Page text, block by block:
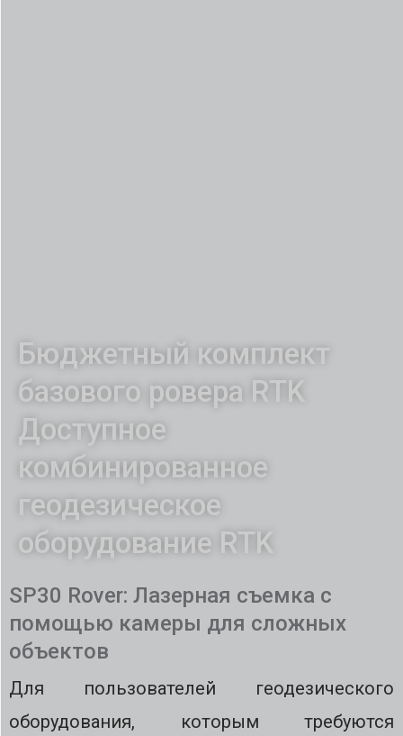
Бюджетный комплект
базового ровера RTK
Доступное
комбинированное
геодезическое
оборудование RTK
SP30 Rover: Лазерная съемка с
помощью камеры для сложных
объектов
Для пользователей геодезического
оборудования, которым требуются